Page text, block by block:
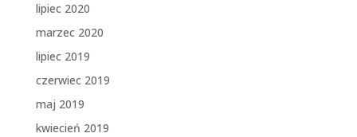
lipiec 2020
marzec 2020
lipiec 2019
czerwiec 2019
maj 2019
kwiecień 2019